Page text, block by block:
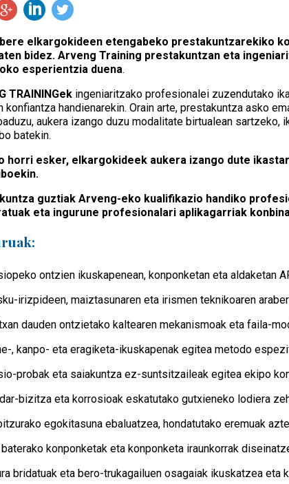
bere elkargokideen etengabeko prestakuntzarekiko
bidez. Arveng Training prestakuntzan eta
esperientzia duena.
TRAININGek ingeniaritzako profesionalei zuzendutako
konfiantza handienarekin. Orain arte, prestakuntza asko
aukera izango duzu modalitate birtualean
batekin.
horri esker, elkargokideek aukera izango dute
guztiak Arveng-eko kualifikazio handiko
eta ingurune profesionalari aplikagarriak
ontzien ikuskapenean, konponketan eta aldaketan
irizpideen, maiztasunaren eta irismen teknikoaren
dauden ontzietako kaltearen mekanismoak eta faila-
, kanpo- eta eragiketa-ikuskapenak egitea metodo
probak eta saiakuntza ez-suntsitzaileak egitea ekipo
bizitza eta korrosioak eskatutako gutxieneko lodiera
egokitasuna ebaluatzea, hondatutako eremuak
konponketak eta konponketa iraunkorrak
bridatuak eta bero-trukagailuen osagaiak ikuskatzea eta